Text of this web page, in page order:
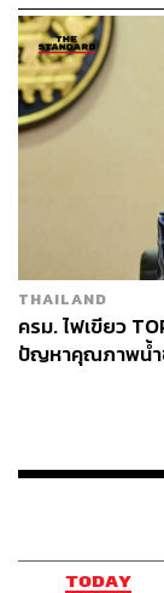
THAILAND
ครม. ไฟเขียว
ปัญหาคุณภาพน้
TODAY